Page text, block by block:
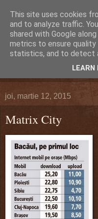
DEFERLĂRI
Despre şi pentru Bacău.
joi, martie 12, 2015
Matrix City
This site uses cookies
and to analyze traffic.
shared with Google
metrics to ensure
statistics, and to detect
LEARN